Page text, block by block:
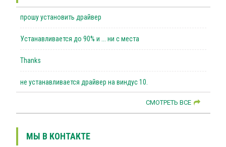
прошу установить драйвер
Устанавливается до 90% и ... ни с места
Thanks
не устанавливается драйвер на виндус 10.
СМОТРЕТЬ ВСЕ
МЫ В КОНТАКТЕ